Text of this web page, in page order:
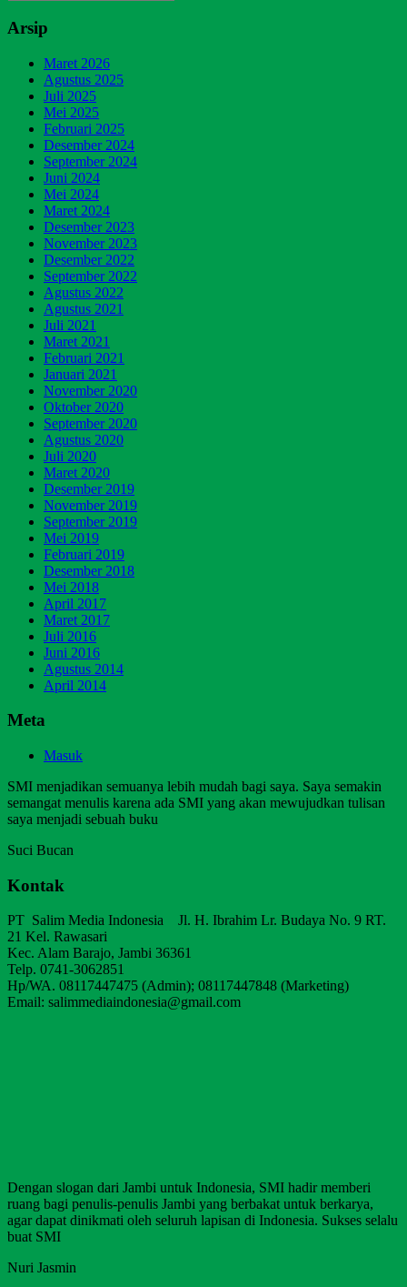
Arsip
Maret 2026
Agustus 2025
Juli 2025
Mei 2025
Februari 2025
Desember 2024
September 2024
Juni 2024
Mei 2024
Maret 2024
Desember 2023
November 2023
Desember 2022
September 2022
Agustus 2022
Agustus 2021
Juli 2021
Maret 2021
Februari 2021
Januari 2021
November 2020
Oktober 2020
September 2020
Agustus 2020
Juli 2020
Maret 2020
Desember 2019
November 2019
September 2019
Mei 2019
Februari 2019
Desember 2018
Mei 2018
April 2017
Maret 2017
Juli 2016
Juni 2016
Agustus 2014
April 2014
Meta
Masuk
SMI menjadikan semuanya lebih mudah bagi saya. Saya semakin
semangat menulis karena ada SMI yang akan mewujudkan tulisan
saya menjadi sebuah buku
Suci Bucan
Kontak
PT Salim Media Indonesia Jl. H. Ibrahim Lr. Budaya No. 9 RT.
21 Kel. Rawasari
Kec. Alam Barajo, Jambi 36361
Telp. 0741-3062851
Hp/WA. 08117447475 (Admin); 08117447848 (Marketing)
Email: salimmediaindonesia@gmail.com
Dengan slogan dari Jambi untuk Indonesia, SMI hadir memberi
ruang bagi penulis-penulis Jambi yang berbakat untuk berkarya,
agar dapat dinikmati oleh seluruh lapisan di Indonesia. Sukses selalu
buat SMI
Nuri Jasmin